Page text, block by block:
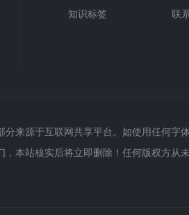
知识标签
联
来源于互联网共享平台。如使用任何
本站核实后将立即删除！任何版权方